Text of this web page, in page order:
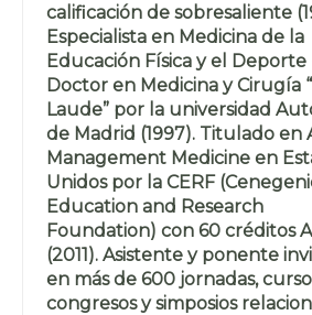
calificación de sobresaliente
Especialista en Medicina de la
Educación Física y el Deporte
Doctor en Medicina y Cirugía
Laude” por la universidad
de Madrid (1997). Titulado en
Management Medicine en
Unidos por la CERF
Education and Research
Foundation) con 60 créditos
(2011). Asistente y ponente
en más de 600 jornadas,
congresos y simposios